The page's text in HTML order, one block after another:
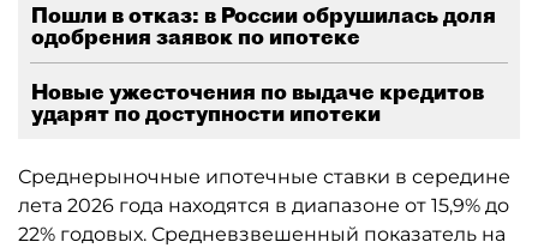
Пошли в отказ: в России обрушилась доля
одобрения заявок по ипотеке
Новые ужесточения по выдаче кредитов
ударят по доступности ипотеки
Среднерыночные ипотечные ставки в середине
лета 2026 года находятся в диапазоне от 15,9% до
22% годовых. Средневзвешенный показатель на